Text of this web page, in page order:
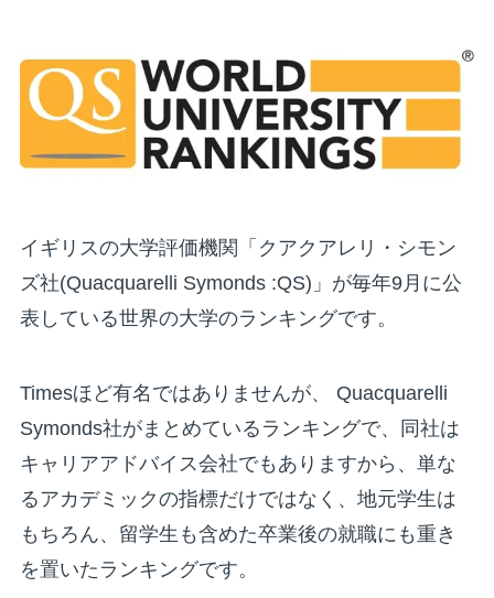
イギリスの大学評価機関「クアクアレリ・シモン
ズ社(Quacquarelli Symonds :QS)」が毎年9月に公
表している世界の大学のランキングです。
Timesほど有名ではありませんが、 Quacquarelli
Symonds社がまとめているランキングで、同社は
キャリアアドバイス会社でもありますから、単な
るアカデミックの指標だけではなく、地元学生は
もちろん、留学生も含めた卒業後の就職にも重き
を置いたランキングです。